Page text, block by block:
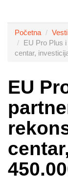
Početna Vesti
EU Pro Plus
centar,
EU